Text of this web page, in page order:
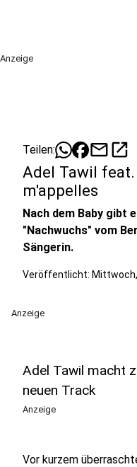
Anzeige
Teilen: mailopen_in_new
Adel Tawil feat.
m'appelles
Nach dem Baby gibt
"Nachwuchs" vom
Sängerin.
Veröffentlicht:
Anzeige
Adel Tawil macht
neuen Track
Anzeige
Vor kurzem